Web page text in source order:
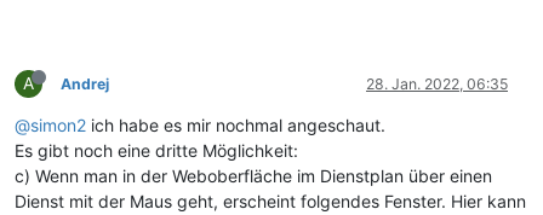
A Andrej 28. Jan. 2022, 06:35
@simon2 ich habe es mir nochmal angeschaut.
Es gibt noch eine dritte Möglichkeit:
c) Wenn man in der Weboberfläche im Dienstplan über einen
Dienst mit der Maus geht, erscheint folgendes Fenster. Hier kann